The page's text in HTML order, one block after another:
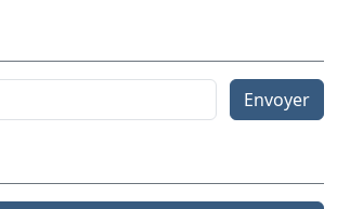
Envoyer